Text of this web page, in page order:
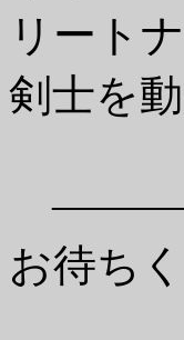
リート
剣士を
――――
お待ち